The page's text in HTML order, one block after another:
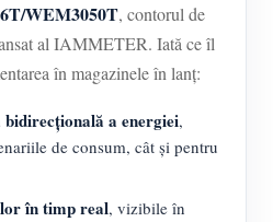
WEM3050T, contorul de
al IAMMETER. Iată ce îl
în magazinele în lanț:
a energiei,
de consum, cât și pentru
în timp real, vizibile în